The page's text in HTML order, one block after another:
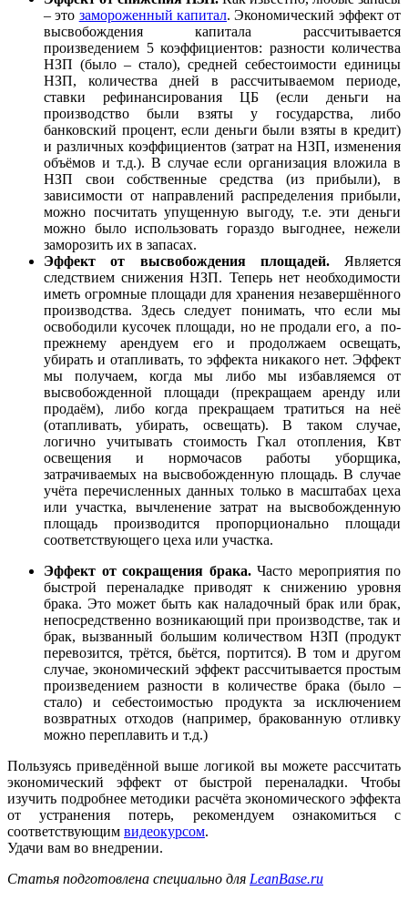
– это замороженный капитал. Экономический эффект от
высвобождения капитала рассчитывается
произведением 5 коэффициентов: разности количества
НЗП (было – стало), средней себестоимости единицы
НЗП, количества дней в рассчитываемом периоде,
ставки рефинансирования ЦБ (если деньги на
производство были взяты у государства, либо
банковский процент, если деньги были взяты в кредит)
и различных коэффициентов (затрат на НЗП, изменения
объёмов и т.д.). В случае если организация вложила в
НЗП свои собственные средства (из прибыли), в
зависимости от направлений распределения прибыли,
можно посчитать упущенную выгоду, т.е. эти деньги
можно было использовать гораздо выгоднее, нежели
заморозить их в запасах.
Эффект от высвобождения площадей. Является
следствием снижения НЗП. Теперь нет необходимости
иметь огромные площади для хранения незавершённого
производства. Здесь следует понимать, что если мы
освободили кусочек площади, но не продали его, а по-
прежнему арендуем его и продолжаем освещать,
убирать и отапливать, то эффекта никакого нет. Эффект
мы получаем, когда мы либо мы избавляемся от
высвобожденной площади (прекращаем аренду или
продаём), либо когда прекращаем тратиться на неё
(отапливать, убирать, освещать). В таком случае,
логично учитывать стоимость Гкал отопления, Квт
освещения и нормочасов работы уборщика,
затрачиваемых на высвобожденную площадь. В случае
учёта перечисленных данных только в масштабах цеха
или участка, вычленение затрат на высвобожденную
площадь производится пропорционально площади
соответствующего цеха или участка.
Эффект от сокращения брака. Часто мероприятия по
быстрой переналадке приводят к снижению уровня
брака. Это может быть как наладочный брак или брак,
непосредственно возникающий при производстве, так и
брак, вызванный большим количеством НЗП (продукт
перевозится, трётся, бьётся, портится). В том и другом
случае, экономический эффект рассчитывается простым
произведением разности в количестве брака (было –
стало) и себестоимостью продукта за исключением
возвратных отходов (например, бракованную отливку
можно переплавить и т.д.)
Пользуясь приведённой выше логикой вы можете рассчитать
экономический эффект от быстрой переналадки. Чтобы
изучить подробнее методики расчёта экономического эффекта
от устранения потерь, рекомендуем ознакомиться с
соответствующим видеокурсом.
Удачи вам во внедрении.
Статья подготовлена специально для LeanBase.ru